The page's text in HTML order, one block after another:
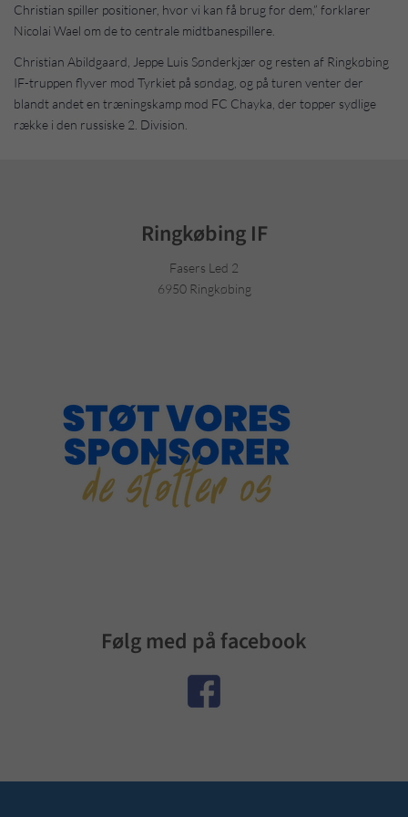
Christian spiller positioner, hvor vi kan få brug for dem,” forklarer
Nicolai Wael om de to centrale midtbanespillere.
Christian Abildgaard, Jeppe Luis Sønderkjær og resten af Ringkøbing
IF-truppen flyver mod Tyrkiet på søndag, og på turen venter der
blandt andet en træningskamp mod FC Chayka, der topper sydlige
række i den russiske 2. Division.
Ringkøbing IF
Fasers Led 2
6950 Ringkøbing
Følg med på facebook